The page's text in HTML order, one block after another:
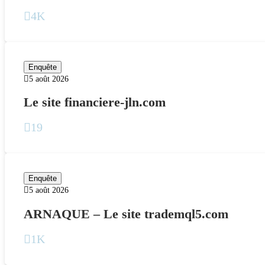
4K
Enquête
5 août 2026
Le site financiere-jln.com
19
Enquête
5 août 2026
ARNAQUE – Le site trademql5.com
1K